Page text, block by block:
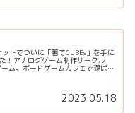
トでついに「箸でCUBEs」を手に
！アナログゲーム制作サークル
ム。ボードゲームカフェで遊ばせ
で、手に入れるのを楽しみにして
2023.05.18